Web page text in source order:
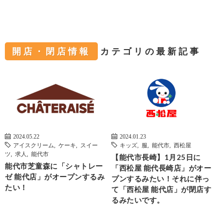
開店・閉店情報 カテゴリの最新記事
2024.05.22
アイスクリーム
ケーキ
スイー
ツ
求人 能代市
能代市芝童森に「シャトレー
ゼ 能代店」がオープンするみ
たい！
2024.01.23
キッズ
服 能代市 西松屋
【能代市長崎】1月25日に
「西松屋 能代長崎店」がオー
プンするみたい！それに伴っ
て「西松屋 能代店」が閉店す
るみたいです。